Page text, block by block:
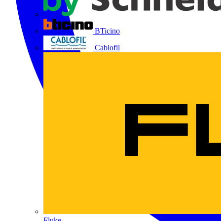
BTicino
Cablofil